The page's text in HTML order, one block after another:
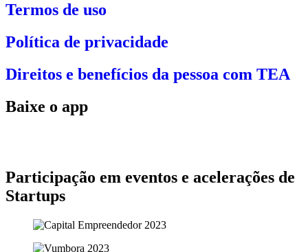
Termos de uso
Política de privacidade
Direitos e benefícios da pessoa com TEA
Baixe o app
Participação em eventos e acelerações de
Startups